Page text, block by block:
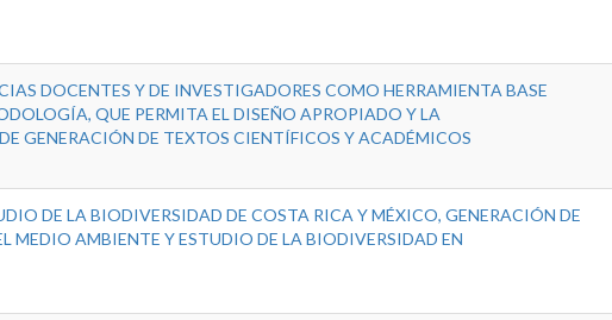
DOCENTES Y DE INVESTIGADORES COMO HERRAMIENTA BASE
QUE PERMITA EL DISEÑO APROPIADO Y LA
GENERACIÓN DE TEXTOS CIENTÍFICOS Y ACADÉMICOS
DE LA BIODIVERSIDAD DE COSTA RICA Y MÉXICO, GENERACIÓN DE
MEDIO AMBIENTE Y ESTUDIO DE LA BIODIVERSIDAD EN